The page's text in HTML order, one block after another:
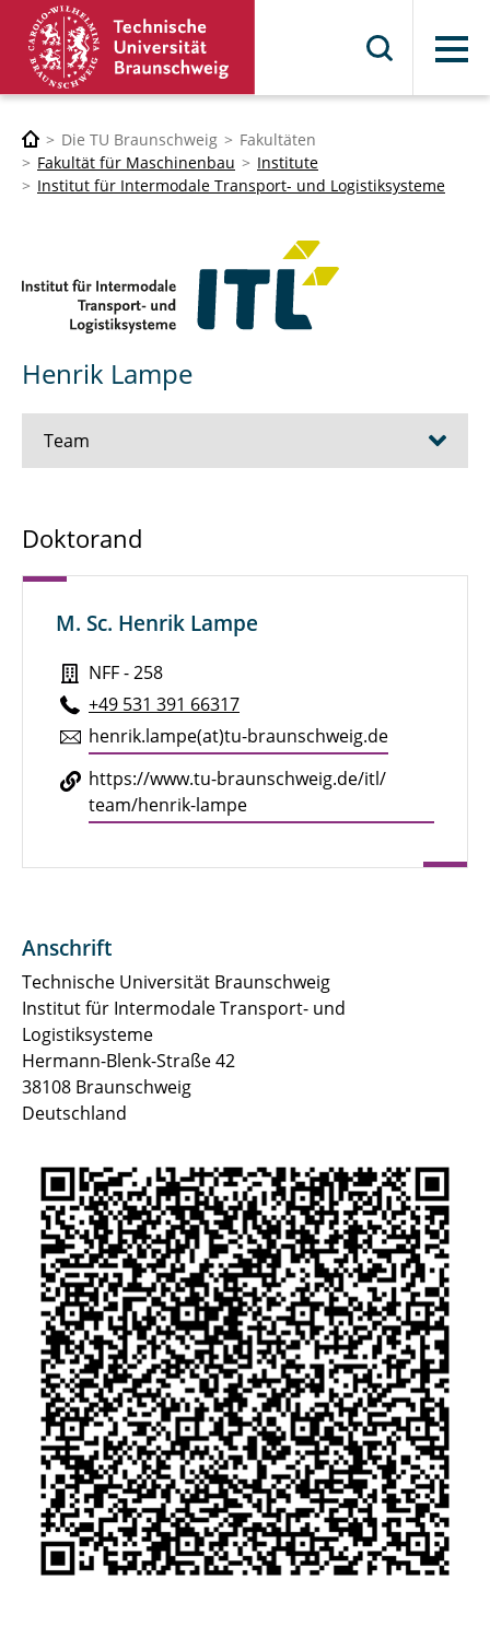
Menü
Die TU Braunschweig
Fakultäten
Fakultät für Maschinenbau
Institute
Institut für Intermodale Transport- und Logistiksysteme
Henrik Lampe
Team
Wissenschaftliche Mitarbeitende
Doktoranden
IT-Administration
Technische Mitarbeitende
Lehrbeauftragte
Doktorand
M. Sc. Henrik Lampe
NFF - 258
+49 531 391 66317
henrik.​lampe(at)tu-braun­schweig.de
https://​www.​tu-​braunschweig.​de/​itl/​
team/​henrik-​lampe
Anschrift
Technische Universität Braunschweig
Institut für Intermodale Transport- und
Logistiksysteme
Hermann-Blenk-Straße 42
38108 Braunschweig
Deutschland